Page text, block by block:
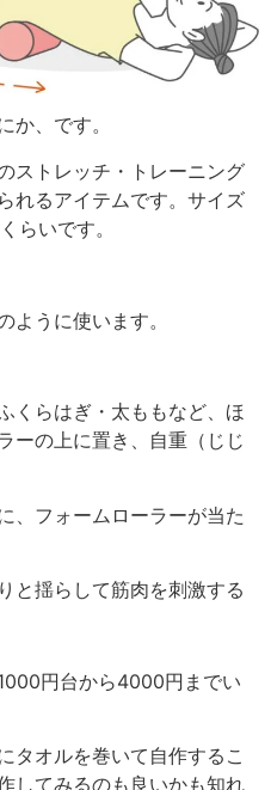
か、です。
ストレッチ・トレーニング
れるアイテムです。サイズ
らいです。
ように使います。
くらはぎ・太ももなど、ほ
ーの上に置き、自重（じじ
、フォームローラーが当た
と揺らして筋肉を刺激する
円台から4000円までい
タオルを巻いて自作するこ
してみるのも良いかも知れ